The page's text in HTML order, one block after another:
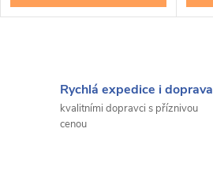
Rychlá expedice i doprava
kvalitními dopravci s příznivou
cenou